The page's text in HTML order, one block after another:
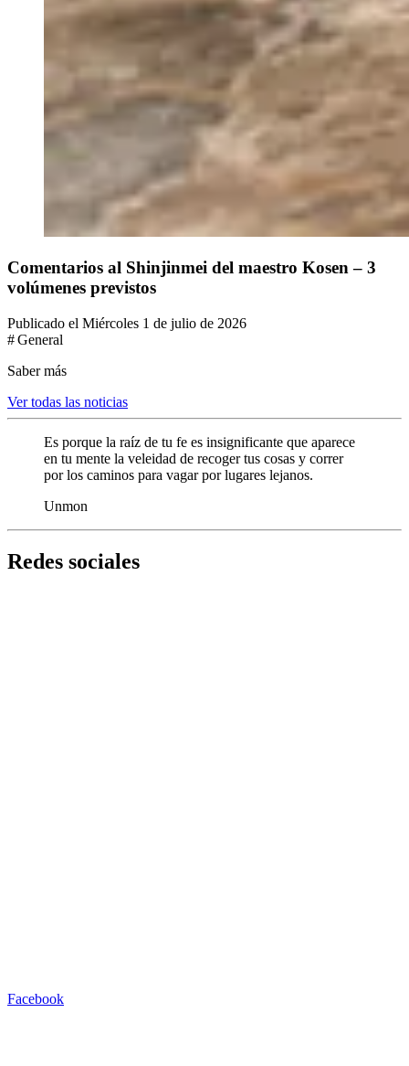
Comentarios al Shinjinmei del maestro Kosen – 3
volúmenes previstos
Publicado el Miércoles 1 de julio de 2026
# General
Saber más
Ver todas las noticias
Es porque la raíz de tu fe es insignificante que aparece
en tu mente la veleidad de recoger tus cosas y correr
por los caminos para vagar por lugares lejanos.
Unmon
Redes sociales
Facebook